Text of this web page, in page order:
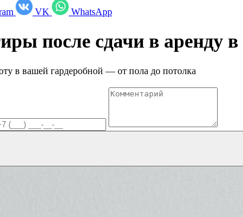
VK WhatsApp
после сдачи в аренду в
в вашей гардеробной — от пола до потолка